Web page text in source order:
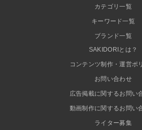
カテゴリ一覧
キーワード一覧
ブランド一覧
SAKIDORIとは？
コンテンツ制作・運営ポ
お問い合わせ
広告掲載に関するお問い
動画制作に関するお問い
ライター募集